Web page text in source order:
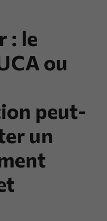
: le
ou
peut-
un